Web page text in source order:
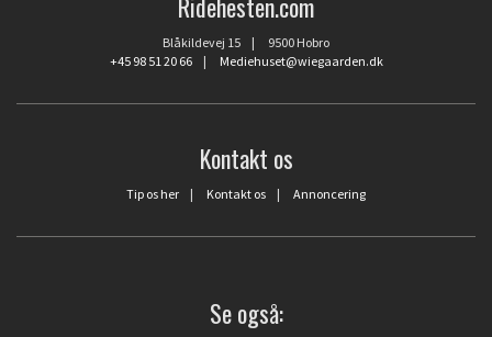
Blåkildevej 15 | 9500 Hobro
+45 98 51 20 66| Mediehuset@wiegaarden.dk
Kontakt os
Tip os her | Kontakt os | Annoncering
Se også: